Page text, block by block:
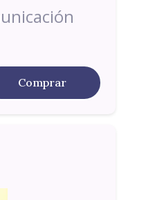
Comprar